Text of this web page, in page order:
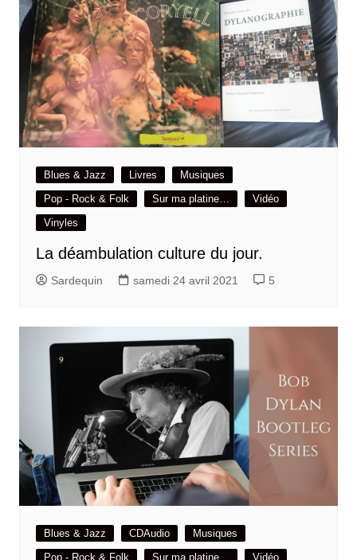
Blues & Jazz Livres
Musiques
Pop - Rock & Folk
Sur ma platine…
Vidéo
Vinyles
La déambulation culture du jour.
Sardequin samedi 24 avril 2021 5
Blues & Jazz CDAudio
Musiques
Pop - Rock & Folk
Sur ma platine…
Vidéo